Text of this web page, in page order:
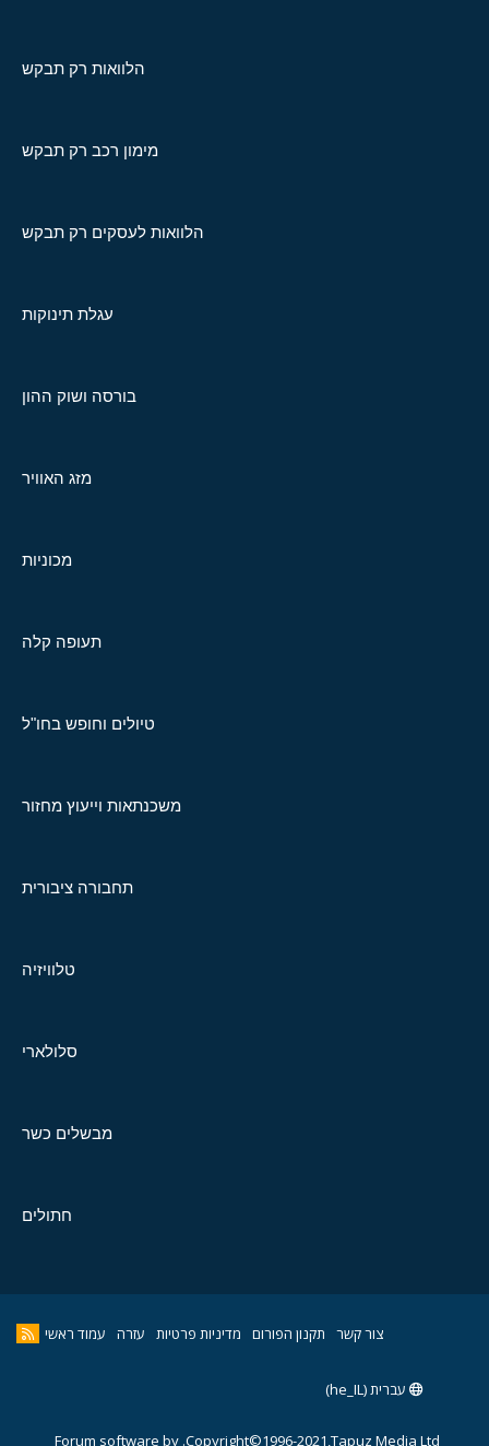
הלוואות רק תבקש
מימון רכב רק תבקש
הלוואות לעסקים רק תבקש
עגלת תינוקות
בורסה ושוק ההון
מזג האוויר
מכוניות
תעופה קלה
טיולים וחופש בחו"ל
משכנתאות וייעוץ מחזור
תחבורה ציבורית
טלוויזיה
סלולארי
מבשלים כשר
חתולים
צור קשר תקנון הפורום מדיניות פרטיות עזרה עמוד ראשי
עברית (he_IL)
Copyright©1996-2021,Tapuz Media Ltd.
Forum software by